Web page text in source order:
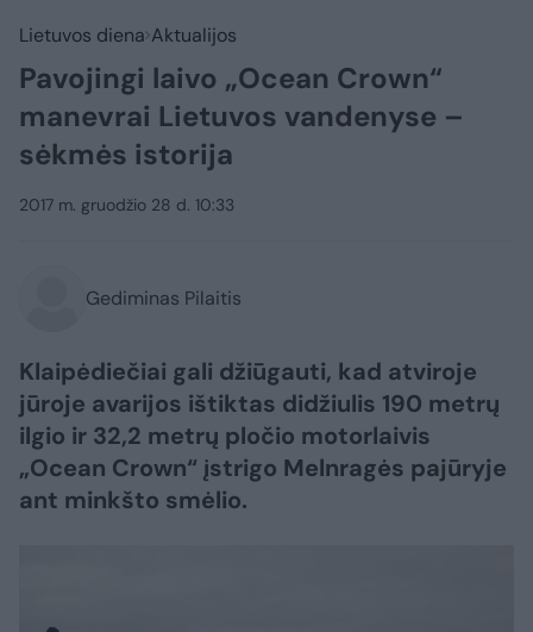
Lietuvos diena Aktualijos
Pavojingi laivo „Ocean Crown“
manevrai Lietuvos vandenyse –
sėkmės istorija
2017 m. gruodžio 28 d. 10:33
Gediminas Pilaitis
Klaipėdiečiai gali džiūgauti, kad atviroje
jūroje avarijos ištiktas didžiulis 190 metrų
ilgio ir 32,2 metrų pločio motorlaivis
„Ocean Crown“ įstrigo Melnragės pajūryje
ant minkšto smėlio.